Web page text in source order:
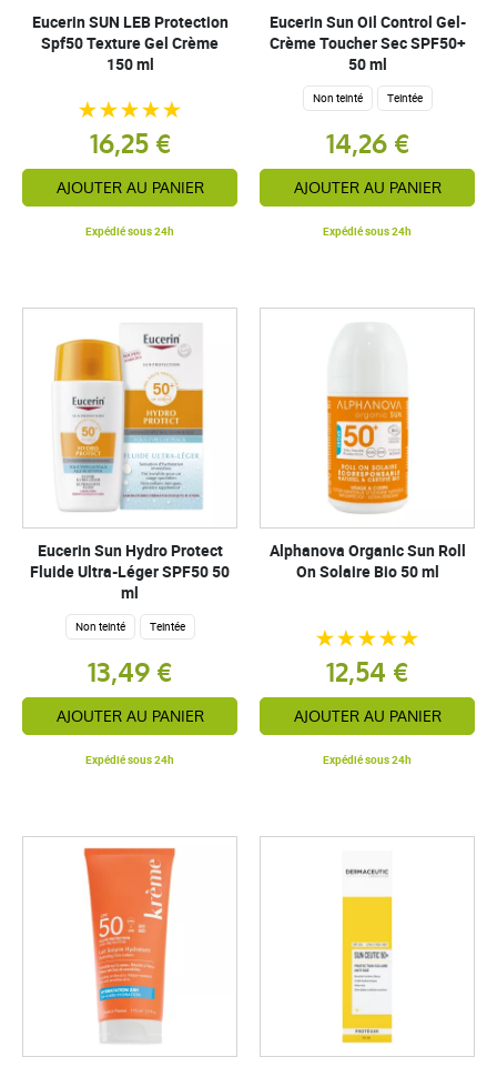
Eucerin SUN LEB Protection
Spf50 Texture Gel Crème
150 ml
16,25 €
AJOUTER AU PANIER
Expédié sous 24h
Eucerin Sun Oil Control Gel-
Crème Toucher Sec SPF50+
50 ml
Non teinté Teintée
14,26 €
AJOUTER AU PANIER
Expédié sous 24h
Eucerin Sun Hydro Protect
Fluide Ultra-Léger SPF50 50
ml
Non teinté Teintée
13,49 €
AJOUTER AU PANIER
Expédié sous 24h
Alphanova Organic Sun Roll
On Solaire Bio 50 ml
12,54 €
AJOUTER AU PANIER
Expédié sous 24h